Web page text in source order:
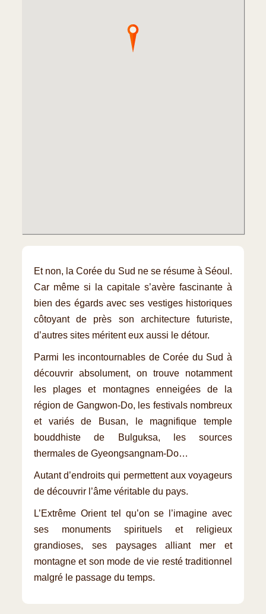
Et non, la Corée du Sud ne se résume à Séoul.
Car même si la capitale s’avère fascinante à
bien des égards avec ses vestiges historiques
côtoyant de près son architecture futuriste,
d’autres sites méritent eux aussi le détour.
Parmi les incontournables de Corée du Sud à
découvrir absolument, on trouve notamment
les plages et montagnes enneigées de la
région de Gangwon-Do, les festivals nombreux
et variés de Busan, le magnifique temple
bouddhiste de Bulguksa, les sources
thermales de Gyeongsangnam-Do…
Autant d’endroits qui permettent aux voyageurs
de découvrir l’âme véritable du pays.
L’Extrême Orient tel qu’on se l’imagine avec
ses monuments spirituels et religieux
grandioses, ses paysages alliant mer et
montagne et son mode de vie resté traditionnel
malgré le passage du temps.